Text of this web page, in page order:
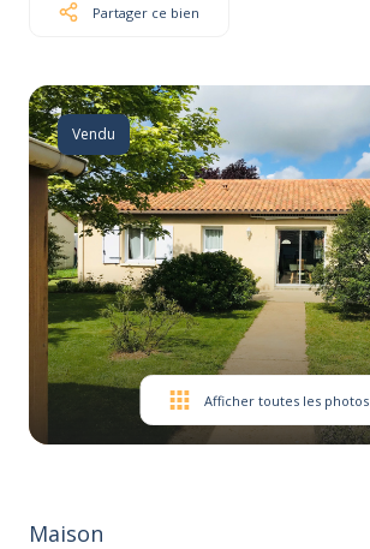
BIENS
AGENCE
TARIFS
CONTACT
Partager ce bien
Vendu
Afficher toutes les photos
Maison